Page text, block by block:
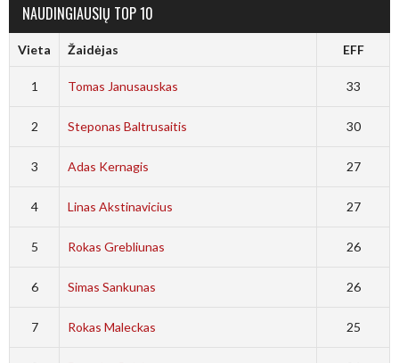
NAUDINGIAUSIŲ TOP 10
Vieta Žaidėjas EFF
1 Tomas Janusauskas 33
2 Steponas Baltrusaitis 30
3 Adas Kernagis 27
4 Linas Akstinavicius 27
5 Rokas Grebliunas 26
6 Simas Sankunas 26
7 Rokas Maleckas 25